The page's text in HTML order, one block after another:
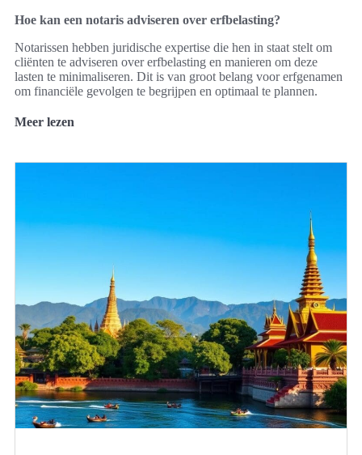
Hoe kan een notaris adviseren over erfbelasting?
Notarissen hebben juridische expertise die hen in staat stelt om
cliënten te adviseren over erfbelasting en manieren om deze
lasten te minimaliseren. Dit is van groot belang voor erfgenamen
om financiële gevolgen te begrijpen en optimaal te plannen.
Meer lezen